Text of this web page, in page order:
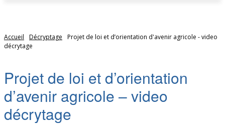
Accueil Décryptage
Projet de loi et d’orientation d'avenir agricole - video
décrytage
Projet de loi et d’orientation
d’avenir agricole – video
décrytage